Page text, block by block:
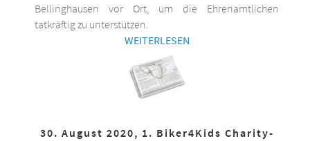
Bellinghausen vor Ort, um die Ehrenamtlichen
tatkräftig zu unterstützen.
WEITERLESEN
30. August 2020, 1. Biker4Kids Charity-